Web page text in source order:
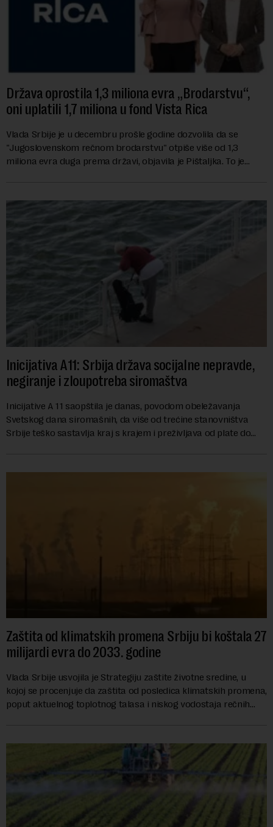
Država oprostila 1,3 miliona evra „Brodarstvu“,
oni uplatili 1,7 miliona u fond Vista Rica
Vlada Srbije je u decembru prošle godine dozvolila da se
"Jugoslovenskom rečnom brodarstvu" otpiše više od 1,3
miliona evra duga prema državi, objavila je Pištaljka. To je
Inicijativa A11: Srbija država socijalne nepravde,
negiranje i zloupotreba siromaštva
Inicijative A 11 saopštila je danas, povodom obeležavanja
Svetskog dana siromašnih, da više od trećine stanovništva
Srbije teško sastavlja kraj s krajem i preživljava od plate do
Zaštita od klimatskih promena Srbiju bi koštala 27
milijardi evra do 2033. godine
Vlada Srbije usvojila je Strategiju zaštite životne sredine, u
kojoj se procenjuje da zaštita od posledica klimatskih promena,
poput aktuelnog toplotnog talasa i niskog vodostaja rečnih